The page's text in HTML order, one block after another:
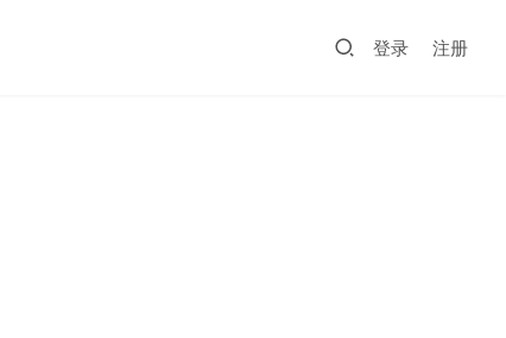
登录 注册